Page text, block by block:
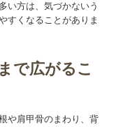
い方は、気づかないう
すくなることがありま
で広がるこ
や肩甲骨のまわり、背